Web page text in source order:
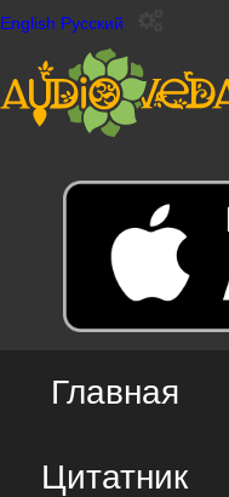
English Русский
Главная
Цитатник